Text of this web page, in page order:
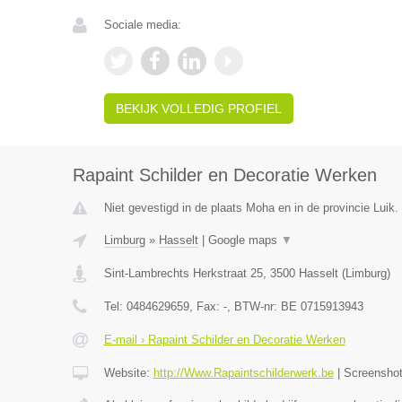
Sociale media:
BEKIJK VOLLEDIG PROFIEL
Rapaint Schilder en Decoratie Werken
Niet gevestigd in de plaats Moha en in de provincie Luik.
Limburg» Hasselt| Google maps ▼
Sint-Lambrechts Herkstraat 25, 3500 Hasselt(Limburg)
Tel: 0484629659, Fax: -, BTW-nr: BE 0715913943
E-mail › Rapaint Schilder en Decoratie Werken
Website: http://Www.Rapaintschilderwerk.be|